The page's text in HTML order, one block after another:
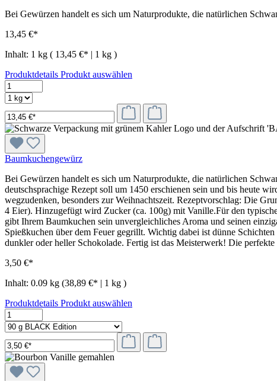
Bei Gewürzen handelt es sich um Naturprodukte, die natürlichen
13,45 €*
Inhalt: 1 kg ( 13,45 €* | 1 kg )
Produktdetails Produkt auswählen
Baumkuchengewürz
Bei Gewürzen handelt es sich um Naturprodukte, die natürlichen
deutschsprachige Rezept soll um 1450 erschienen sein und bis heute
wegzudenken, besonders zur Weihnachtszeit. Rezeptvorschlag: Die
4 Eier). Hinzugefügt wird Zucker (ca. 100g) mit Vanille.Für den
gibt Ihrem Baumkuchen sein unvergleichliches Aroma und seinen
Spießkuchen über dem Feuer gegrillt. Wichtig dabei ist dünne
dunkler oder heller Schokolade. Fertig ist das Meisterwerk! Die
3,50 €*
Inhalt: 0.09 kg (38,89 €* | 1 kg )
Produktdetails Produkt auswählen